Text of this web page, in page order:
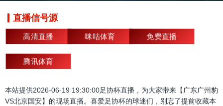
直播信号源
高清直播 咪咕体育 免费直播
腾讯体育
本站提供2026-06-19 19:30:00足协杯直播，为大家带来【广东广州豹
VS北京国安】的现场直播。喜爱足协杯的球迷们，别忘了提前收藏本